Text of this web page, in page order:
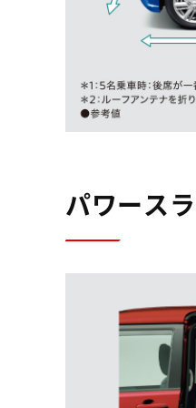
パワース